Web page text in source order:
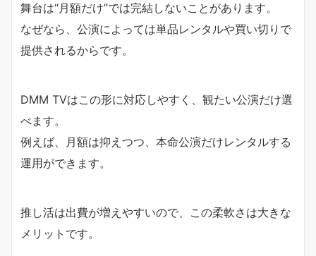
舞台は“月額だけ”では完結しないことがあります。
なぜなら、公演によっては単品レンタルや買い切りで
提供されるからです。
DMM TVはこの形に対応しやすく、観たい公演だけ選
べます。
例えば、月額は抑えつつ、本命公演だけレンタルする
運用ができます。
推し活は出費が増えやすいので、この柔軟さは大きな
メリットです。